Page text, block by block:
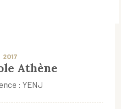
2017
Athène
: YENJ